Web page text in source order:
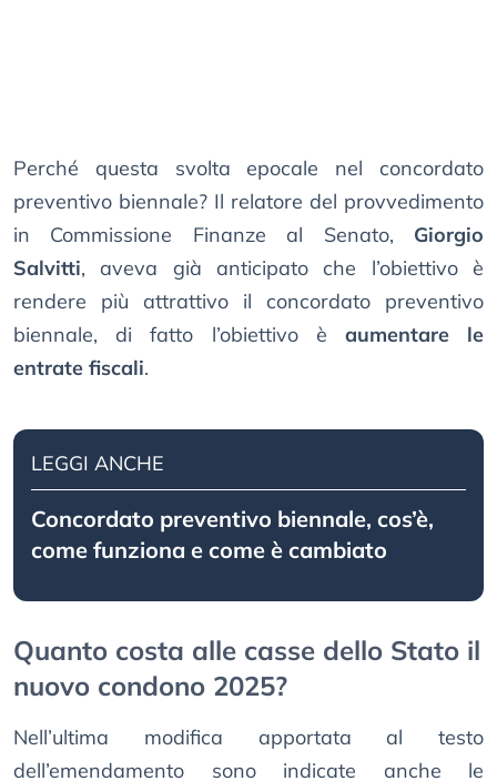
Perché questa svolta epocale nel concordato
preventivo biennale? Il relatore del provvedimento
in Commissione Finanze al Senato, Giorgio
Salvitti, aveva già anticipato che l’obiettivo è
rendere più attrattivo il concordato preventivo
biennale, di fatto l’obiettivo è aumentare le
entrate fiscali.
LEGGI ANCHE
Concordato preventivo biennale, cos’è,
come funziona e come è cambiato
Quanto costa alle casse dello Stato il
nuovo condono 2025?
Nell’ultima modifica apportata al testo
dell’emendamento sono indicate anche le